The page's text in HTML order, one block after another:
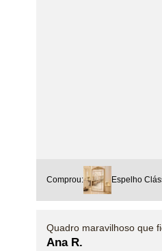
Comprou: Espelho
Quadro maravilhoso que
Ana R.